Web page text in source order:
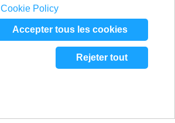
Cookie Policy
Accepter tous les cookies
Rejeter tout